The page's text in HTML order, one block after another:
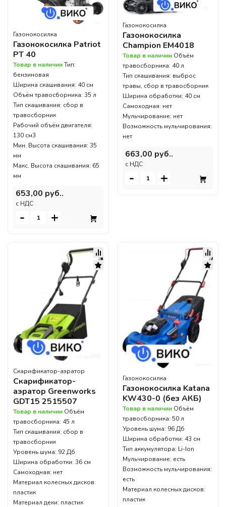
Газонокосилка
Газонокосилка Patriot
PT 40
Товар в наличииТип:
бензиновая
Ширина скашивания: 40 см
Объём травосборника: 35 л
Тип скашивания: сбор в
травосборник
Рабочий объём двигателя:
130 см3
Мин. Высота скашивания: 35
мм
Макс. Высота скашивания: 65
мм
653,00 руб..
c НДС
- +
Газонокосилка
Газонокосилка
Champion EM4018
Товар в наличии Объём
травосборника: 40 л
Тип скашивания: выброс
травы, сбор в травосборник
Ширина обработки: 40 см
Самоходная: нет
Мульчирование: нет
Возможность мульчирования:
нет
663,00 руб..
c НДС
- +
Скарификатор-аэратор
Скарификатор-
аэратор Greenworks
GDT15 2515507
Товар в наличии Объём
травосборника: 45 л
Тип скашивания: сбор в
травосборник
Уровень шума: 92 Дб
Ширина обработки: 36 см
Самоходная: нет
Материал колесных дисков:
пластик
Материал деки: пластик
Газонокосилка
Газонокосилка Katana
KW430-0 (без АКБ)
Товар в наличии Объём
травосборника: 50 л
Уровень шума: 96 Дб
Ширина обработки: 43 см
Тип аккумулятора: Li-Ion
Мульчирование: есть
Возможность мульчирования:
есть
Материал колесных дисков:
пластик